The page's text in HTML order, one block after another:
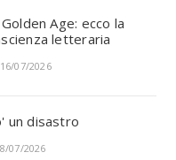
Age: ecco la
letteraria
16/07/2026
un disastro
8/07/2026